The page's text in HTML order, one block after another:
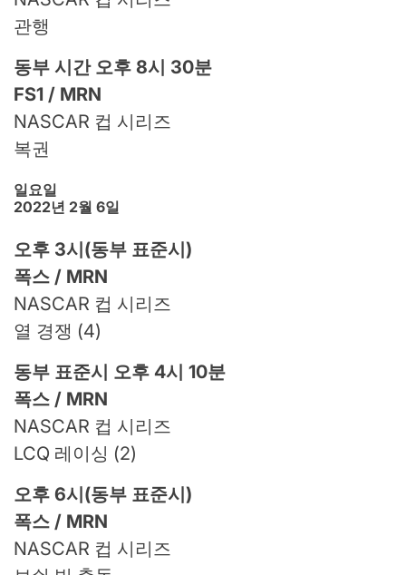
관행
동부 시간 오후 8시 30분
FS1 / MRN
NASCAR 컵 시리즈
복권
일요일
2022년 2월 6일
오후 3시(동부 표준시)
폭스 / MRN
NASCAR 컵 시리즈
열 경쟁 (4)
동부 표준시 오후 4시 10분
폭스 / MRN
NASCAR 컵 시리즈
LCQ 레이싱 (2)
오후 6시(동부 표준시)
폭스 / MRN
NASCAR 컵 시리즈